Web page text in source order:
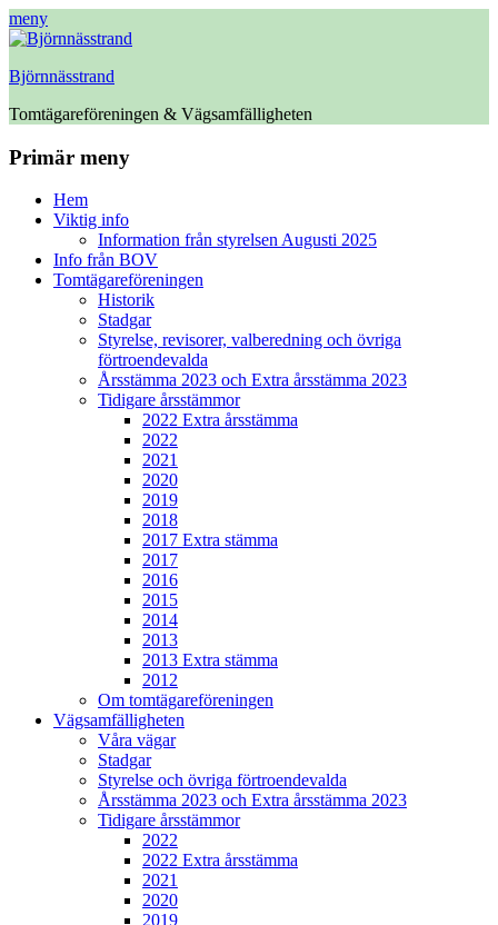
meny
Björnnässtrand
Tomtägareföreningen & Vägsamfälligheten
Facebook
Primär meny
HoppaHem
Viktig info
Information från styrelsen Augusti 2025
Info från BOV
Tomtägareföreningen
Historik
Stadgar
Styrelse, revisorer, valberedning och övriga
förtroendevalda
Årsstämma 2023 och Extra årsstämma 2023
Tidigare årsstämmor
2022 Extra årsstämma
2022
2021
2020
2019
2018
2017 Extra stämma
2017
2016
2015
2014
2013
2013 Extra stämma
2012
Om tomtägareföreningen
Vägsamfälligheten
Våra vägar
Stadgar
Styrelse och övriga förtroendevalda
Årsstämma 2023 och Extra årsstämma 2023
Tidigare årsstämmor
2022
2022 Extra årsstämma
2021
2020
2019